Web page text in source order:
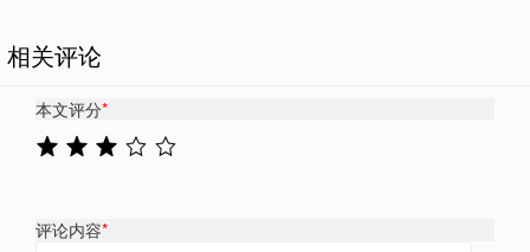
相关评论
本文评分*
评论内容*